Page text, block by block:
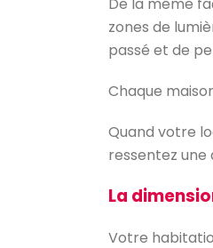
zones de
passé et de
Chaque
Quand votre
ressentez une
La
Votre